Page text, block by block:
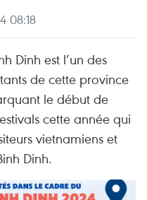
08:18
Dinh est l’un des
de cette province
le début de
cette année qui
vietnamiens et
Dinh.